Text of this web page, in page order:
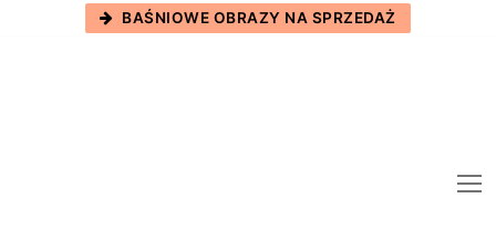
BAŚNIOWE OBRAZY NA SPRZEDAŻ